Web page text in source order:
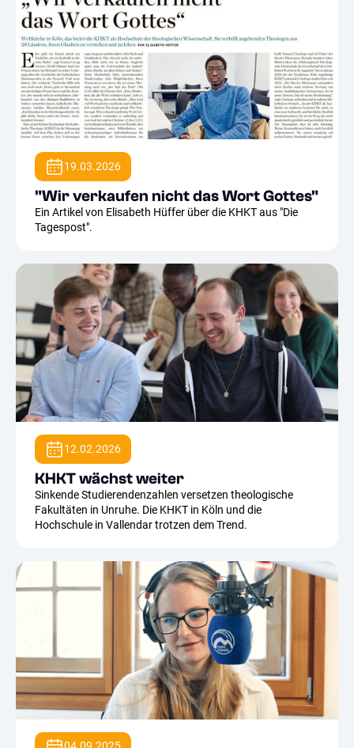
19.03.2026
"Wir verkaufen nicht das Wort Gottes"
Ein Artikel von Elisabeth Hüffer über die KHKT aus "Die
Tagespost".
12.02.2026
KHKT wächst weiter
Sinkende Studierendenzahlen versetzen theologische
Fakultäten in Unruhe. Die KHKT in Köln und die
Hochschule in Vallendar trotzen dem Trend.